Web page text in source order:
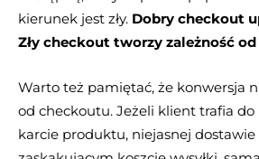
kierunek jest zły. Dobry checkout
Zły checkout tworzy zależność
Warto też pamiętać, że konwersja
od checkoutu. Jeżeli klient trafia do
karcie produktu, niejasnej dostawie